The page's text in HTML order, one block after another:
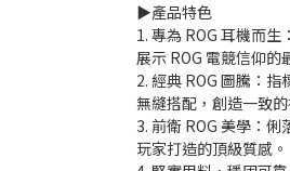
▶️產品特色
1. 專為 ROG 耳機而
展示 ROG 電競信仰的
2. 經典 ROG 圖騰：
無縫搭配，創造一致的
3. 前衛 ROG 美學：
玩家打造的頂級質感。